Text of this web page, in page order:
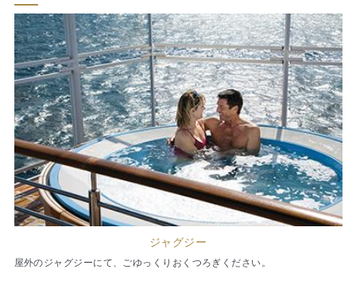
ジャグジー
屋外のジャグジーにて、ごゆっくりおくつろぎください。